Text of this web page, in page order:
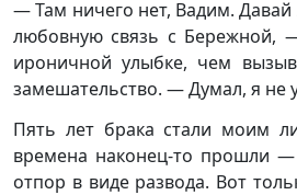
— Там ничего нет, Вадим.
любовную связь с Бережной,
ироничной улыбке, чем
замешательство. — Думал, я не
Пять лет брака стали моим
времена наконец-то прошли
отпор в виде развода. Вот